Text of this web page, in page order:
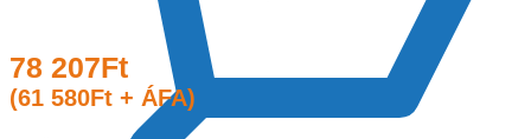
78 207Ft
(61 580Ft + ÁFA)